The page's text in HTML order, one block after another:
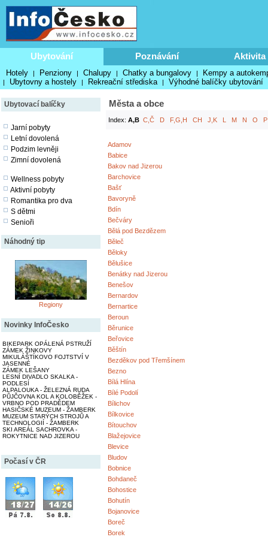
Ubytování Poznávání Aktivita
Hotely | Penziony | Chalupy | Chatky a bungalovy | Kempy a
| Ubytovny a hostely | Rekreační střediska | Výhodné balíčky ubytování
Ubytovací balíčky
Jarní pobyty
Letní dovolená
Podzim levněji
Zimní dovolená
Wellness pobyty
Aktivní pobyty
Romantika pro dva
S dětmi
Senioři
Náhodný tip
Regiony
Novinky InfoČesko
BIKEPARK OPÁLENÁ PSTRUŽÍ
ZÁMEK ŽINKOVY
MIKULÁŠTÍKOVO FOJTSTVÍ V
JASENNÉ
ZÁMEK LEŠANY
LESNÍ DIVADLO SKALKA -
PODLESÍ
ALPALOUKA - ŽELEZNÁ RUDA
PŮJČOVNA KOL A KOLOBĚŽEK -
VRBNO POD PRADĚDEM
HASIČSKÉ MUZEUM - ŽAMBERK
MUZEUM STARÝCH STROJŮ A
TECHNOLOGIÍ - ŽAMBERK
SKI AREÁL SACHROVKA -
ROKYTNICE NAD JIZEROU
Počasí v ČR
Města a obce
Index: A,B C,Č D F,G,H CH J,K L M N O P
Adamov
Babice
Bakov nad Jizerou
Barchovice
Bašť
Bavoryně
Bdín
Bečváry
Bělá pod Bezdězem
Běleč
Běloky
Bělušice
Benátky nad Jizerou
Benešov
Bernardov
Bernartice
Beroun
Běrunice
Beřovice
Běštín
Bezděkov pod Třemšínem
Bezno
Bílá Hlína
Bílé Podolí
Bílichov
Bílkovice
Bítouchov
Blažejovice
Blevice
Bludov
Bobnice
Bohdaneč
Bohostice
Bohutín
Bojanovice
Boreč
Borek